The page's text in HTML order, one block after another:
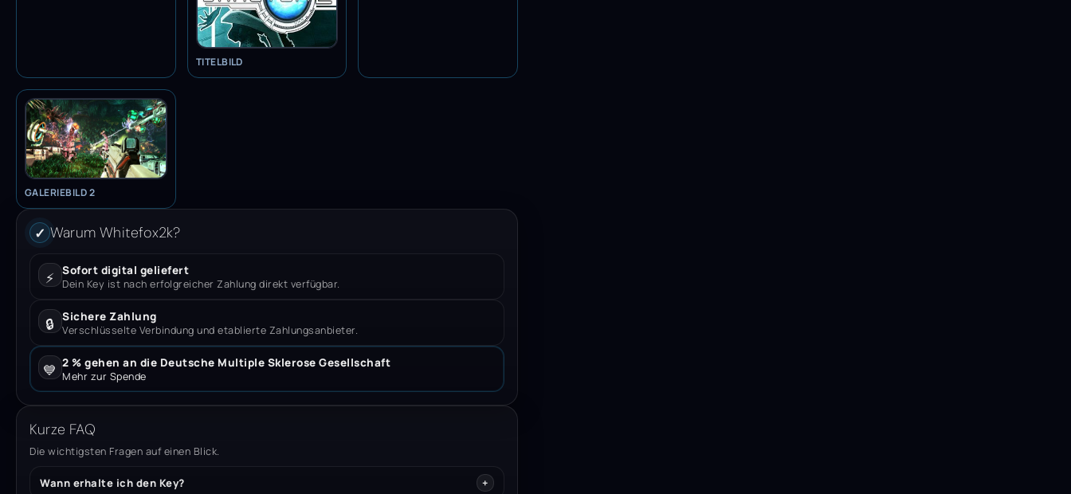
TITELBILD
GALERIEBILD 2
✓ Warum Whitefox2k?
⚡ Sofort digital geliefert
Dein Key ist nach erfolgreicher Zahlung direkt verfügbar.
🔒 Sichere Zahlung
Verschlüsselte Verbindung und etablierte Zahlungsanbieter.
💙 2 % gehen an die Deutsche Multiple Sklerose Gesellschaft
Mehr zur Spende
Kurze FAQ
Die wichtigsten Fragen auf einen Blick.
Wann erhalte ich den Key?